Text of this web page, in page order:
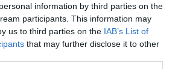
information by third parties on the
participants. This information may
us to third parties on the IAB’s List of
that may further disclose it to other
3